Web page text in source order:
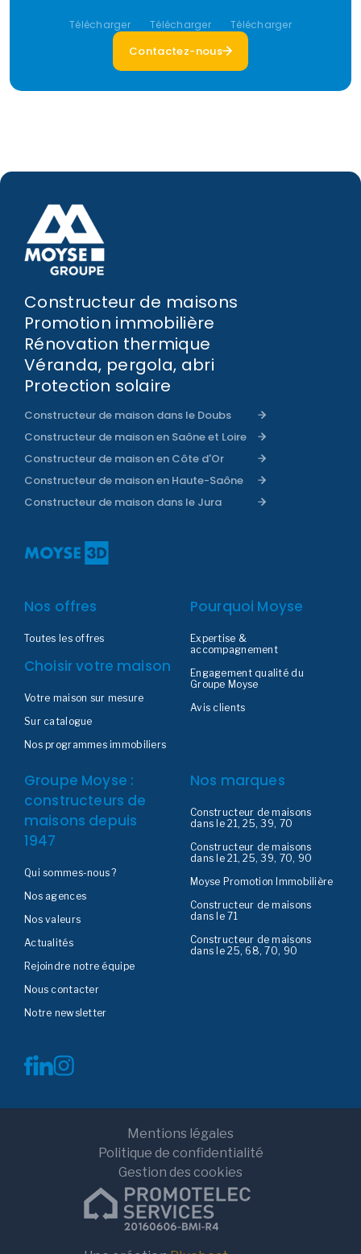
Télécharger Télécharger Télécharger
Contactez-nous
Constructeur de maisons
Promotion immobilière
Rénovation thermique
Véranda, pergola, abri
Protection solaire
Constructeur de maison dans le Doubs
Constructeur de maison en Saône et Loire
Constructeur de maison en Côte d'Or
Constructeur de maison en Haute-Saône
Constructeur de maison dans le Jura
Nos offres
Toutes les offres
Choisir votre maison
Votre maison sur mesure
Sur catalogue
Nos programmes immobiliers
Pourquoi Moyse
Expertise &
accompagnement
Engagement qualité du
Groupe Moyse
Avis clients
Groupe Moyse :
constructeurs de
maisons depuis
1947
Qui sommes-nous ?
Nos agences
Nos valeurs
Actualités
Rejoindre notre équipe
Nous contacter
Notre newsletter
Nos marques
Constructeur de maisons
dans le 21, 25, 39, 70
Constructeur de maisons
dans le 21, 25, 39, 70, 90
Moyse Promotion Immobilière
Constructeur de maisons
dans le 71
Constructeur de maisons
dans le 25, 68, 70, 90
Mentions légales
Politique de confidentialité
Gestion des cookies